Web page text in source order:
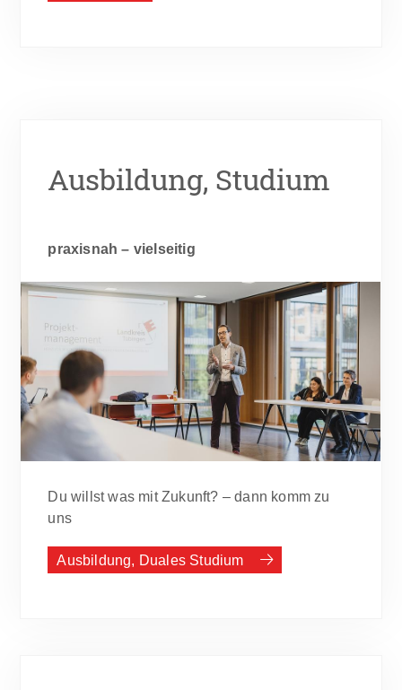
Ausbildung, Studium
praxisnah – vielseitig
Du willst was mit Zukunft? – dann komm zu
uns
Ausbildung, Duales Studium